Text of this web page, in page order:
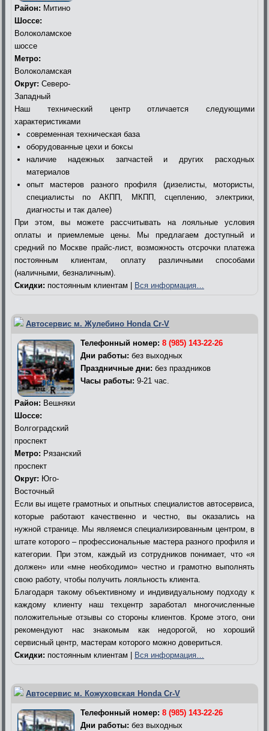
Район: Митино
Шоссе:
Волоколамское
шоссе
Метро:
Волоколамская
Округ: Северо-
Западный
Наш технический центр отличается следующими
характеристиками
современная техническая база
оборудованные цехи и боксы
наличие надежных запчастей и других расходных
материалов
опыт мастеров разного профиля (дизелисты, мотористы,
специалисты по АКПП, МКПП, сцеплению, электрики,
диагносты и так далее)
При этом, вы можете рассчитывать на лояльные условия
оплаты и приемлемые цены. Мы предлагаем доступный и
средний по Москве прайс-лист, возможность отсрочки платежа
постоянным клиентам, оплату различными способами
(наличными, безналичным).
Скидки: постоянным клиентам | Вся информация…
Автосервис м. Жулебино Honda Cr-V
Телефонный номер: 8 (985) 143-22-26
Дни работы: без выходных
Праздничные дни: без праздников
Часы работы: 9-21 час.
Район: Вешняки
Шоссе:
Волгоградский
проспект
Метро: Рязанский
проспект
Округ: Юго-
Восточный
Если вы ищете грамотных и опытных специалистов автосервиса,
которые работают качественно и честно, вы оказались на
нужной странице. Мы являемся специализированным центром, в
штате которого – профессиональные мастера разного профиля и
категории. При этом, каждый из сотрудников понимает, что «я
должен» или «мне необходимо» честно и грамотно выполнять
свою работу, чтобы получить лояльность клиента.
Благодаря такому объективному и индивидуальному подходу к
каждому клиенту наш техцентр заработал многочисленные
положительные отзывы со стороны клиентов. Кроме этого, они
рекомендуют нас знакомым как недорогой, но хороший
сервисный центр, мастерам которого можно довериться.
Скидки: постоянным клиентам | Вся информация…
Автосервис м. Кожуховская Honda Cr-V
Телефонный номер: 8 (985) 143-22-26
Дни работы: без выходных